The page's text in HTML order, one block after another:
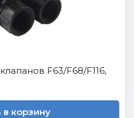
F63/F68/F116,
корзину